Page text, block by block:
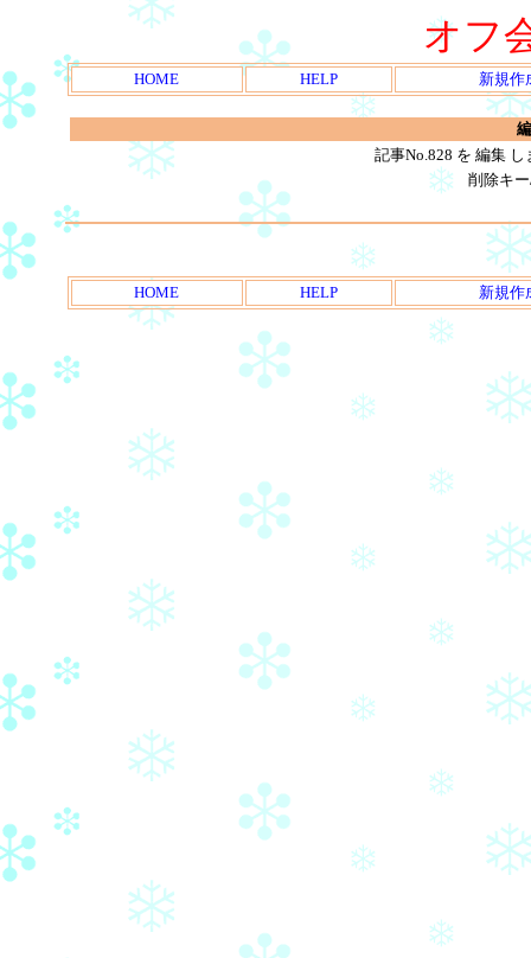
オフ
HOME HELP 新規作
記事No.828 を 編集
削除キ
HOME HELP 新規作